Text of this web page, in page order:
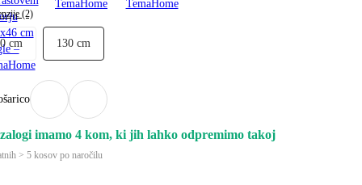
cm
–
TemaHome
TemaHome
(2)
90 cm 130 cm
imamo 4 kom, ki jih lahko odpremimo takoj
> 5 kosov po naročilu